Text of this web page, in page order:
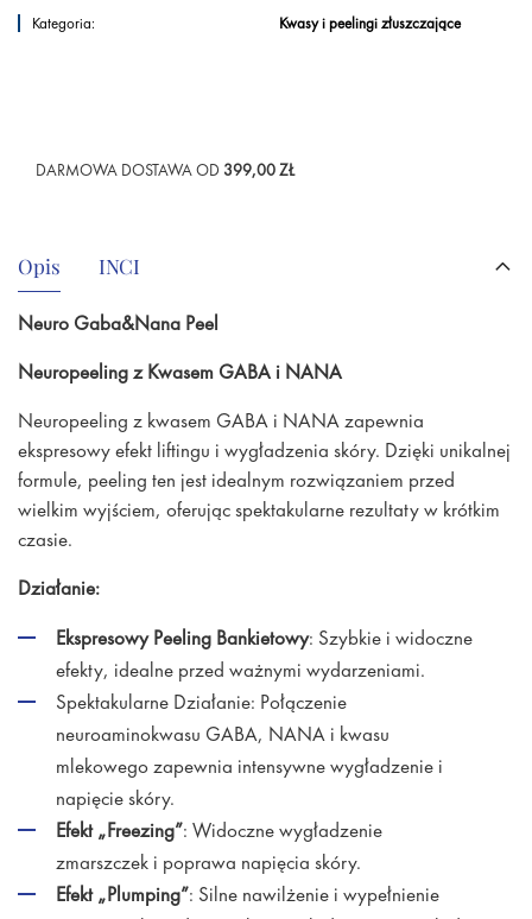
Kategoria:
Kwasy i peelingi złuszczające
DARMOWA DOSTAWA OD 399,00 ZŁ
Opis INCI
Neuro Gaba&Nana Peel
Neuropeeling z Kwasem GABA i NANA
Neuropeeling z kwasem GABA i NANA zapewnia
ekspresowy efekt liftingu i wygładzenia skóry. Dzięki unikalnej
formule, peeling ten jest idealnym rozwiązaniem przed
wielkim wyjściem, oferując spektakularne rezultaty w krótkim
czasie.
Działanie:
Ekspresowy Peeling Bankietowy: Szybkie i widoczne
efekty, idealne przed ważnymi wydarzeniami.
Spektakularne Działanie: Połączenie
neuroaminokwasu GABA, NANA i kwasu
mlekowego zapewnia intensywne wygładzenie i
napięcie skóry.
Efekt „Freezing”: Widoczne wygładzenie
zmarszczek i poprawa napięcia skóry.
Efekt „Plumping”: Silne nawilżenie i wypełnienie